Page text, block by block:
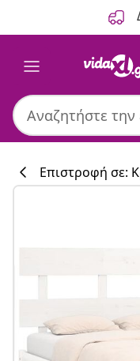
Επιστροφή σε: